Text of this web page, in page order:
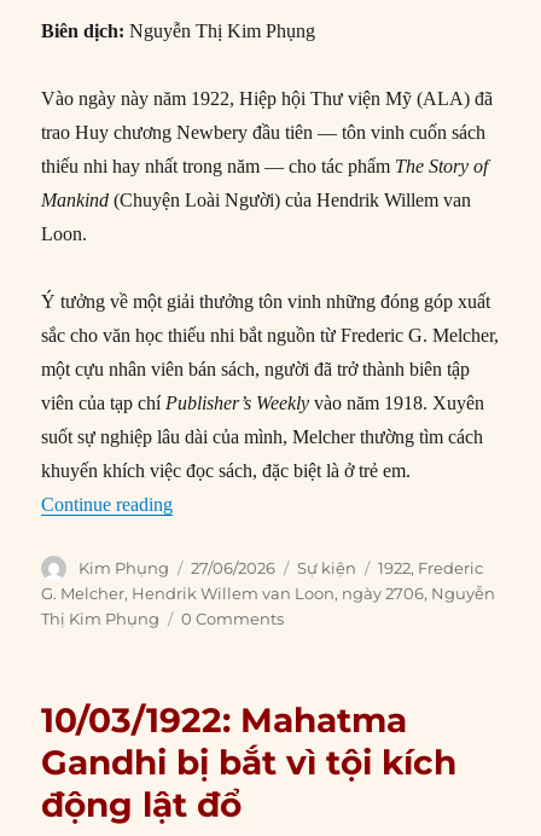
Biên dịch: Nguyễn Thị Kim Phụng
Vào ngày này năm 1922, Hiệp hội Thư viện Mỹ (ALA) đã
trao Huy chương Newbery đầu tiên — tôn vinh cuốn sách
thiếu nhi hay nhất trong năm — cho tác phẩm The Story of
Mankind (Chuyện Loài Người) của Hendrik Willem van
Loon.
Ý tưởng về một giải thưởng tôn vinh những đóng góp xuất
sắc cho văn học thiếu nhi bắt nguồn từ Frederic G. Melcher,
một cựu nhân viên bán sách, người đã trở thành biên tập
viên của tạp chí Publisher’s Weekly vào năm 1918. Xuyên
suốt sự nghiệp lâu dài của mình, Melcher thường tìm cách
khuyến khích việc đọc sách, đặc biệt là ở trẻ em.
Continue reading“27/06/1922: Trao Huy chương Newbery đầu
Author
Kim Phụng
Posted
on
27/06/2026 Categories
Sự kiện Tags
1922, Frederic
G. Melcher, Hendrik Willem van Loon, ngày 2706, Nguyễn
Thị Kim Phụng
0 Comments
10/03/1922: Mahatma
Gandhi bị bắt vì tội kích
động lật đổ